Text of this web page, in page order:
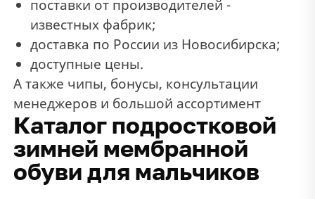
поставки от производителей -
известных фабрик;
доставка по России из Новосибирска;
доступные цены.
А также чипы, бонусы, консультации
менеджеров и большой ассортимент
Каталог подростковой
зимней мембранной
обуви для мальчиков